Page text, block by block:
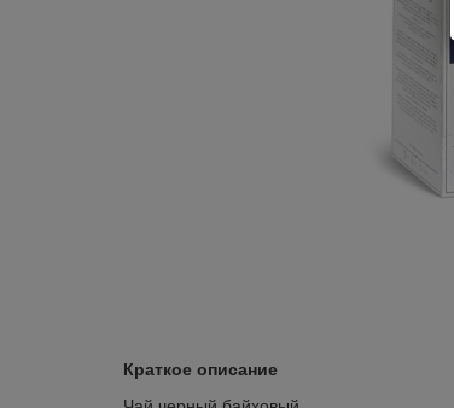
Краткое описание